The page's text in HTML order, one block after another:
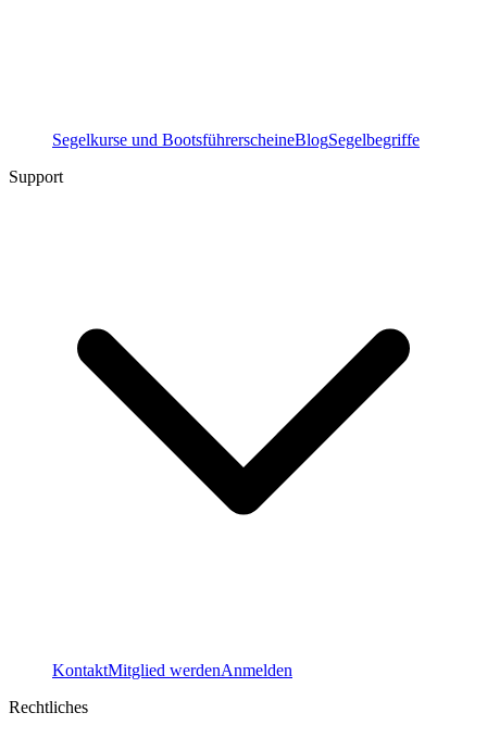
Segelkurse und BootsführerscheineBlogSegelbegriffe
Support
KontaktMitglied werdenAnmelden
Rechtliches